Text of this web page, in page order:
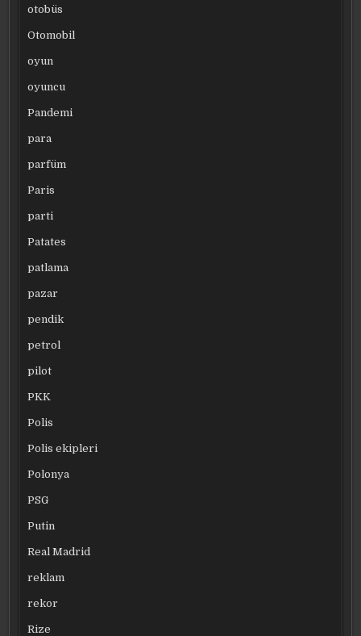
otobüs
Otomobil
oyun
oyuncu
Pandemi
para
parfüm
Paris
parti
Patates
patlama
pazar
pendik
petrol
pilot
PKK
Polis
Polis ekipleri
Polonya
PSG
Putin
Real Madrid
reklam
rekor
Rize